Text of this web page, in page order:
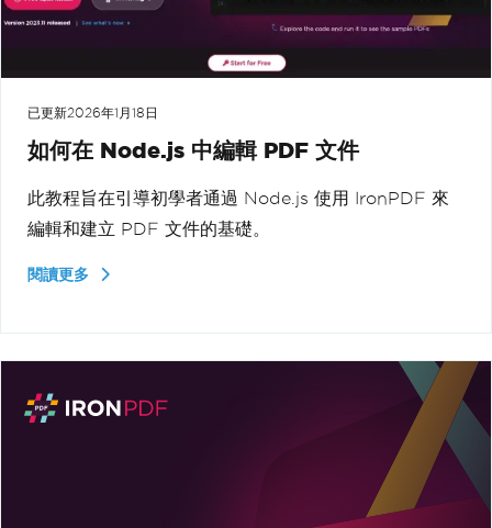
已更新2026年1月18日
如何在 Node.js 中編輯 PDF 文件
此教程旨在引導初學者通過 Node.js 使用 IronPDF 來
編輯和建立 PDF 文件的基礎。
閱讀更多